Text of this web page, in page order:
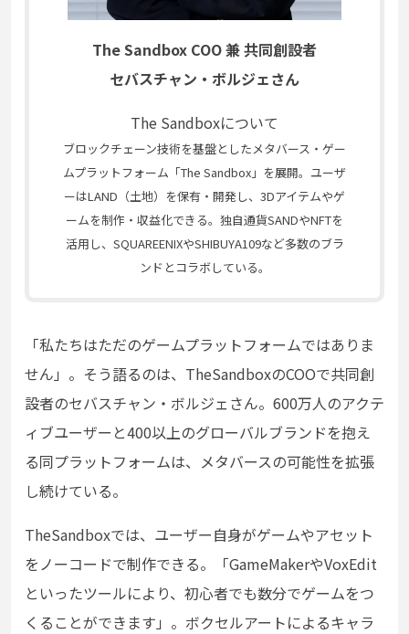
The Sandbox COO 兼 共同創設者
セバスチャン・ボルジェさん
The Sandboxについて
ブロックチェーン技術を基盤としたメタバース・ゲー
ムプラットフォーム「The Sandbox」を展開。ユーザ
ーはLAND（土地）を保有・開発し、3Dアイテムやゲ
ームを制作・収益化できる。独自通貨SANDやNFTを
活用し、SQUAREENIXやSHIBUYA109など多数のブラ
ンドとコラボしている。
「私たちはただのゲームプラットフォームではありま
せん」。そう語るのは、TheSandboxのCOOで共同創
設者のセバスチャン・ボルジェさん。600万人のアクテ
ィブユーザーと400以上のグローバルブランドを抱え
る同プラットフォームは、メタバースの可能性を拡張
し続けている。
TheSandboxでは、ユーザー自身がゲームやアセット
をノーコードで制作できる。「GameMakerやVoxEdit
といったツールにより、初心者でも数分でゲームをつ
くることができます」。ボクセルアートによるキャラ